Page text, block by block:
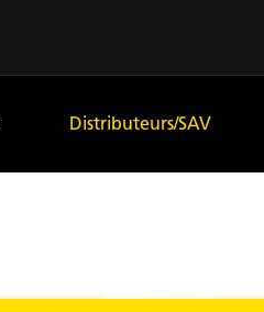
Distributeurs/SAV